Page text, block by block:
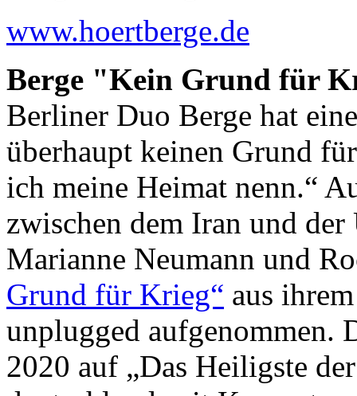
www.hoertberge.de
Berge "Kein Grund für
Berliner Duo Berge hat
überhaupt keinen Grund
ich meine Heimat nenn.“
zwischen dem Iran und der
Marianne Neumann und
Grund für Krieg“ aus
unplugged
2020 auf „Das Heiligste